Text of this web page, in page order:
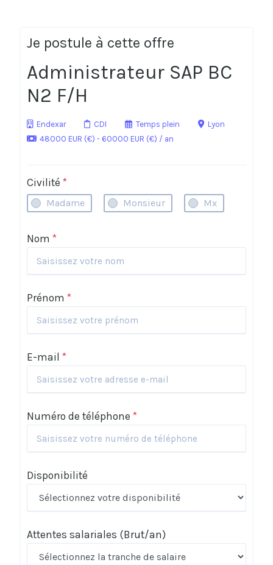
Je postule à cette offre
Administrateur SAP BC
N2 F/H
Endexar CDI Temps plein
Lyon
48000 EUR (€) - 60000 EUR (€) / an
Civilité *
Madame Monsieur Mx
Nom *
Prénom *
E-mail *
Numéro de téléphone *
Disponibilité
Attentes salariales (Brut/an)